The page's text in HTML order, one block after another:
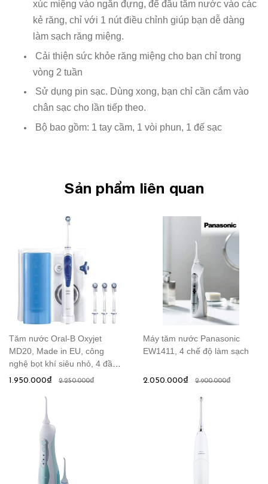
xúc miệng vào ngăn đựng, để đầu tăm nước vào các
kẻ răng, chỉ với 1 nút điều chỉnh giúp bạn dễ dàng
làm sạch răng miệng.
Cải thiện sức khỏe răng miệng cho bạn chỉ trong
vòng 2 tuần
Sử dụng pin sạc. Dùng xong, bạn chỉ cần cắm vào
chân sạc cho lần tiếp theo.
Bộ bao gồm: 1 tay cầm, 1 vòi phun, 1 đế sạc
Sản phẩm liên quan
Tăm nước Oral-B Oxyjet
MD20, Made in EU, công
nghệ bọt khí siêu nhỏ, 4 đầu
phun cho cả gia đình
1.950.000₫ 2.250.000₫
Máy tăm nước Panasonic
EW1411, 4 chế độ làm sạch
2.050.000₫ 2.900.000₫